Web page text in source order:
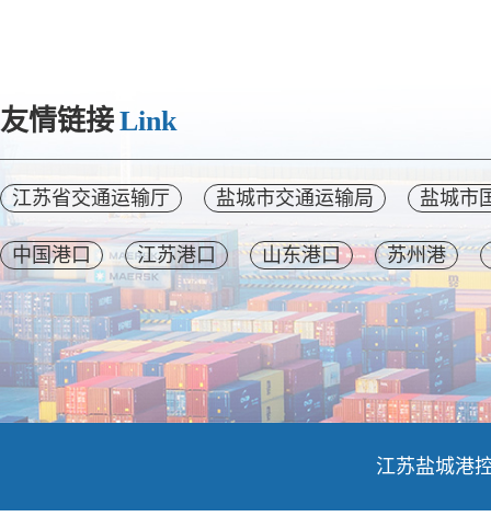
友情链接Link
江苏省交通运输厅 盐城市交通运输局 盐城市
中国港口 江苏港口 山东港口 苏州港
江苏盐城港